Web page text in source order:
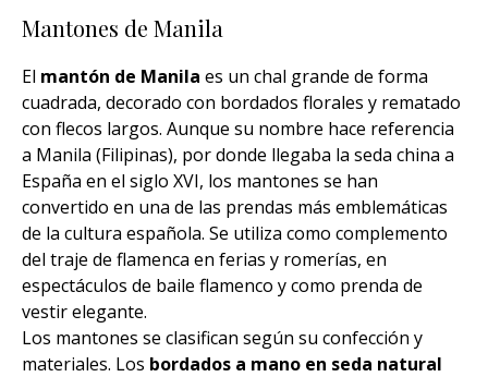
Mantones de Manila
El mantón de Manila es un chal grande de forma
cuadrada, decorado con bordados florales y rematado
con flecos largos. Aunque su nombre hace referencia
a Manila (Filipinas), por donde llegaba la seda china a
España en el siglo XVI, los mantones se han
convertido en una de las prendas más emblemáticas
de la cultura española. Se utiliza como complemento
del traje de flamenca en ferias y romerías, en
espectáculos de baile flamenco y como prenda de
vestir elegante.
Los mantones se clasifican según su confección y
materiales. Los bordados a mano en seda natural